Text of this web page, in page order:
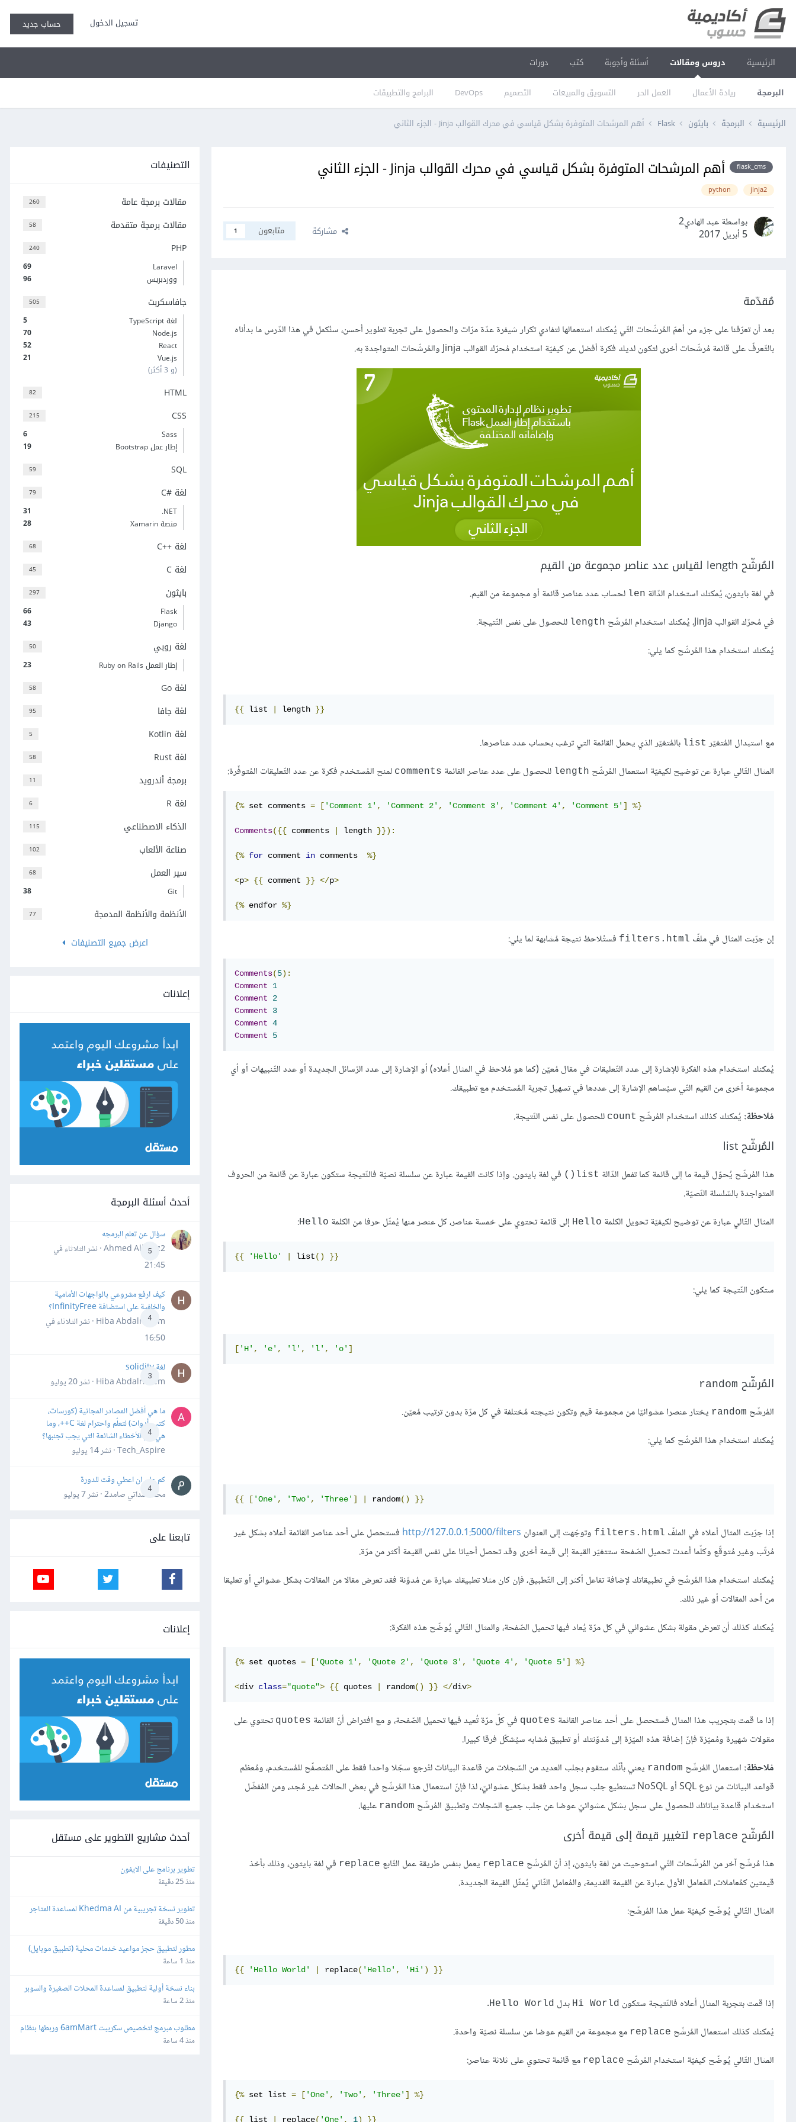
تسجيل الدخول حساب جديد
الرئيسية دروس ومقالات
البرمجة ريادة الأعمال العمل الحر التسويق والمبيعات التصميم DevOps البرامج والتطبيقات
أسئلة وأجوبة كتب دورات
الرئيسية البرمجة بايثون Flask أهم المرشحات المتوفرة بشكل قياسي في محرك القوالب Jinja - الجزء الثاني
flask_cms أهم المرشحات المتوفرة بشكل قياسي في محرك القوالب Jinja - الجزء الثاني
jinja2
python
بواسطة عبد الهادي2
5 أبريل 2017
مشاركة متابعون 1
مُقدّمة
بعد أن تعرّفنا على جزء من أهمّ المُرشّحات التّي يُمكنك استعمالها لتفادي تكرار شيفرة عدّة مرّات والحصول على تجربة تطوير أحسن، سنُكمل في هذا الدّرس ما بدأناه
بالتّعرفّ على قائمة مُرشّحات أخرى لتكون لديك فكرة أفضل عن كيفيّة استخدام مُحرّك القوالب Jinja والمُرشّحات المتواجدة به.
المُرشّح length لقياس عدد عناصر مجموعة من القيم
في لغة بايثون، يُمكنك استخدام الدّالة len لحساب عدد عناصر قائمة أو مجموعة من القيم.
في مُحرّك القوالب Jinja، يُمكنك استخدام المُرشّح
length للحصول على نفس النّتيجة.
يُمكنك استخدام هذا المُرشّح كما يلي:
{{ list length }}
مع استبدال المُتغيّر list بالمُتغيّر الذي يحمل القائمة التي ترغب بحساب عدد عناصرها.
المثال التّالي عبارة عن توضيح لكيفيّة استعمال المُرشّح length للحصول على عدد عناصر القائمة comments لمنح المُستخدم فكرة عن عدد التّعليقات المُتوفّرة:
{% set comments = [ 'Comment 1' , 'Comment 2' , 'Comment 3' , 'Comment 4' , 'Comment 5' ] %}
Comments({{ comments length }}):
{% for comment in comments %}
<p> {{ comment }} </p>
{% endfor %}
إن جرّبت المثال في ملفّ filters.html فستُلاحظ نتيجة مُشابهة لما يلي:
Comments(5):
Comment
1
Comment
2
Comment
3
Comment 4
Comment
5
يُمكنك استخدام هذه الفكرة للإشارة إلى عدد التّعليقات في مقال مُعيّن (كما هو مُلاحظ في المثال أعلاه) أو الإشارة إلى عدد الرّسائل الجديدة أو عدد التّنبيهات أو أي
مجموعة أخرى من القيم التّي سيُساهم الإشارة إلى عددها في تسهيل تجربة المُستخدم مع تطبيقك.
مُلاحظة: يُمكنك كذلك استخدام المُرشّح count للحصول على نفس النّتيجة.
المُرشّح list
هذا المُرشّح يُحوّل قيمة ما إلى قائمة كما تفعل الدّالة list()
في لغة بايثون. وإذا كانت القيمة عبارة عن سلسلة نصيّة فالنّتيجة ستكون عبارة عن قائمة من الحروف
المتواجدة بالسّلسلة النّصيّة.
المثال التّالي عبارة عن توضيح لكيفيّة تحويل الكلمة Hello إلى قائمة تحتوي على خمسة عناصر، كل عنصر منها يُمثّل حرفا من الكلمة Hello
:
{{ 'Hello' list() }}
ستكون النّتيجة كما يلي:
[ 'H' , 'e' , 'l' , 'l' , 'o' ]
المُرشّح random
المُرشّح random يختار عنصرا عشوائيّا من مجموعة قيم وتكون نتيجته مُختلفة في كل مرّة بدون ترتيب مُعيّن.
يُمكنك استخدام هذا المُرشّح كما يلي:
{{ [ 'One' , 'Two' , 'Three' ] random() }}
إذا جرّبت المثال أعلاه في الملفّ filters.html وتوجّهت إلى العنوان http://127.0.0.1:5000/filters فستحصل على أحد عناصر القائمة أعلاه بشكل غير
مُرتّب وغير مُتوقّع وكلّما أعدت تحميل الصّفحة ستتغيّر القيمة إلى قيمة أخرى وقد تحصل أحيانا على نفس القيمة أكثر من مرّة.
يُمكنك استخدام هذا المُرشّح في تطبيقاتك لإضافة تفاعل أكثر إلى التّطبيق، فإن كان مثلا تطبيقك عبارة عن مُدوّنة فقد تعرض مقالا من المقالات بشكل عشوائي أو تعليقا
من أحد المقالات أو غير ذلك.
يُمكنك كذلك أن تعرض مقولة بشكل عشوائي في كل مرّة يُعاد فيها تحميل الصّفحة، والمثال التّالي يُوضّح هذه الفكرة:
{% set quotes = [ 'Quote 1' , 'Quote 2' , 'Quote 3' , 'Quote 4' , 'Quote 5' ] %}
<div class="quote"> {{ quotes random() }} </div>
إذا ما قمت بتجريب هذا المثال فستحصل على أحد عناصر القائمة quotes في كلّ مرّة تُعيد فيها تحميل الصّفحة، و مع افتراض أنّ القائمة quotes تحتوي على
مقولات شهيرة ومُميّزة فإنّ إضافة هذه الميّزة إلى مُدوّنتك أو تطبيق مُشابه سيُشكّل فرقا كبيرا.
مُلاحظة: استعمال المُرشّح random يعني بأنّك ستقوم بجلب العديد من السّجلات من قاعدة البيانات لتُرجع سجّلا واحدا فقط على المُتصفّح للمُستخدم، ومُعظم
قواعد البيانات من نوع SQL أو NoSQL تستطيع جلب سجل واحد فقط بشكل عشوائيّ، لذا فإنّ استعمال هذا المُرشّح في بعض الحالات غير مُجد، ومن المُفضّل
استخدام قاعدة بياناتك للحصول على سجل بشكل عشوائيّ عوضا عن جلب جميع السّجلات وتطبيق المُرشّح random عليها.
المُرشّح replace لتغيير قيمة إلى قيمة أخرى
هذا مُرشّح آخر من المُرشّحات التّي استوحيت من لغة بايثون، إذ أنّ المُرشّح replace يعمل بنفس طريقة عمل التّابع replace في لغة بايثون، وذلك بأخذ
قيمتين كمُعاملات، المُعامل الأول عبارة عن القيمة القديمة، والمُعامل الثّاني يُمثّل القيمة الجديدة.
المثال التّالي يُوضّح كيفيّة عمل هذا المُرشّح:
{{ 'Hello World' replace( 'Hello' , 'Hi' ) }}
إذا قمت بتجربة المثال أعلاه فالنّتيجة ستكون Hi World بدل Hello World
.
يُمكنك كذلك استعمال المُرشّح replace مع مجموعة من القيم عوضا عن سلسلة نصيّة واحدة.
المثال التّالي يُوضّح كيفيّة استخدام المُرشّح replace مع قائمة تحتوي على ثلاثة عناصر:
{% set list = [ 'One' , 'Two' , 'Three' ] %}
{{ list replace( 'One' , 1) }}
التصنيفات
260 مقالات برمجة عامة
58 مقالات برمجة متقدمة
240 PHP
69
Laravel
96
ووردبريس
505 جافاسكربت
5
لغة TypeScript
70
Node.js
52
React
21
Vue.js
(و 3 أكثر)
82 HTML
215 CSS
6
Sass
19
إطار عمل Bootstrap
59 SQL
79 لغة C#‎
31
‎.NET
28
منصة Xamarin
68 لغة C++‎
45 لغة C
297 بايثون
66
Flask
43
Django
50 لغة روبي
23 إطار العمل Ruby on Rails
58 لغة Go
95 لغة جافا
5 لغة Kotlin
58 لغة Rust
11 برمجة أندرويد
6 لغة R
115 الذكاء الاصطناعي
102 صناعة الألعاب
68 سير العمل
38 Git
77
الأنظمة والأنظمة المدمجة
اعرض جميع التصنيفات
إعلانات
أحدث أسئلة البرمجة
5
سؤال عن تعلم البرمجه
Ahmed Alhafiz2 · نشر
الثلاثاء في
21:45
4
كيف ارفع مشروعي بالواجهات الأمامية
والخلفية على استضافة InfinityFree؟
Hiba Abdalrheem · نشر
الثلاثاء في
16:50
3
لغة solidity
Hiba Abdalrheem · نشر
20 يوليو
4
ما هي أفضل المصادر المجانية (كورسات،
كتب، أدوات) لتعلّم واحترام لغة C++، وما
هي أهم الأخطاء الشائعة التي يجب تجنبها؟
Tech_Aspire · نشر
14 يوليو
4
كم علي ان اعطي وقت للدورة
محمد سداتي صامد2 · نشر
7 يوليو
تابعنا على
إعلانات
أحدث مشاريع التطوير على مستقل
تطوير برنامج على الايفون
منذ 25 دقيقة
تطوير نسخة تجريبية من Khedma AI لمساعدة المتاجر
منذ 50 دقيقة
مطور لتطبيق حجز مواعيد خدمات محلية (تطبيق موبايل)
منذ 1 ساعة
بناء نسخة أولية لتطبيق لمساعدة المحلات الصغيرة والسوبر
ماركت
منذ 2 ساعة
المحاسبة "دفترة" وبوابات الدفع في مصر
منذ 4 ساعة